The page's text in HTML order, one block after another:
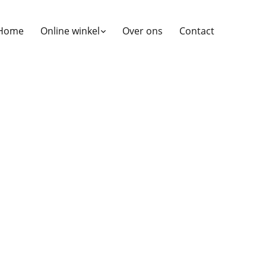
Online winkel Over ons Contact